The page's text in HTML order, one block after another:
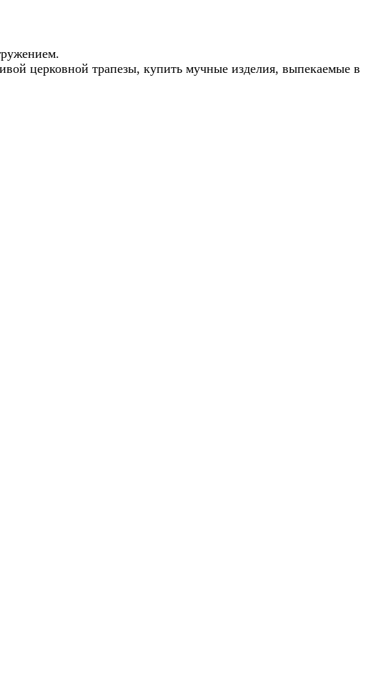
церковной трапезы, купить мучные изделия, выпекаемые в